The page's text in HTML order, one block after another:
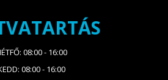
08:00 - 16:00
08:00 - 16:00